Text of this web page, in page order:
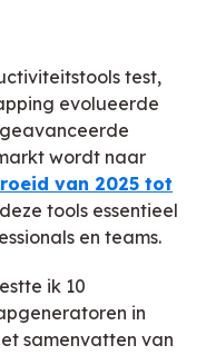
test,
evolueerde
wordt naar
van 2025 tot
tools essentieel
en teams.
ik 10
in
samenvatten van